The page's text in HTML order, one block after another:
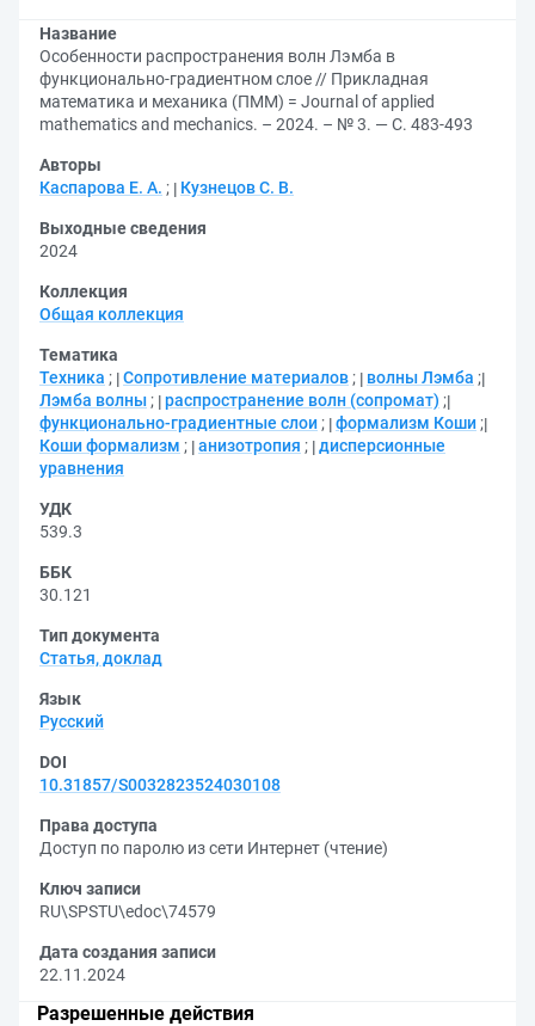
Название
Особенности распространения волн Лэмба в
функционально-градиентном слое // Прикладная
математика и механика (ПММ) = Journal of applied
mathematics and mechanics. – 2024. – № 3. — С. 483-493
Авторы
Каспарова Е. А. ; Кузнецов С. В.
Выходные сведения
2024
Коллекция
Общая коллекция
Тематика
Техника ; Сопротивление материалов ; волны Лэмба ;
Лэмба волны ; распространение волн (сопромат) ;
функционально-градиентные слои ; формализм Коши ;
Коши формализм ; анизотропия ; дисперсионные
уравнения
УДК
539.3
ББК
30.121
Тип документа
Статья, доклад
Язык
Русский
DOI
10.31857/S0032823524030108
Права доступа
Доступ по паролю из сети Интернет (чтение)
Ключ записи
RU\SPSTU\edoc\74579
Дата создания записи
22.11.2024
Разрешенные действия